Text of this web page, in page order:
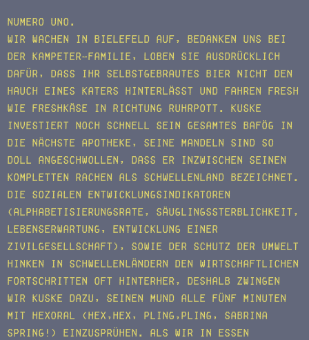
Numero Uno.
Wir wachen in Bielefeld auf, bedanken uns bei
der Kampeter-Familie, loben sie ausdrücklich
dafür, dass ihr selbstgebrautes Bier nicht den
Hauch eines Katers hinterlässt und fahren fresh
wie Freshkäse in Richtung Ruhrpott. Kuske
investiert noch schnell sein gesamtes Bafög in
die nächste Apotheke, seine Mandeln sind so
doll angeschwollen, dass er inzwischen seinen
kompletten Rachen als Schwellenland bezeichnet.
Die sozialen Entwicklungsindikatoren
(Alphabetisierungsrate, Säuglingssterblichkeit,
Lebenserwartung, Entwicklung einer
Zivilgesellschaft), sowie der Schutz der Umwelt
hinken in Schwellenländern den wirtschaftlichen
Fortschritten oft hinterher, deshalb zwingen
wir Kuske dazu, seinen Mund alle fünf Minuten
mit Hexoral (Hex,Hex, Pling,Pling, Sabrina
spring!) einzusprühen. Als wir in Essen